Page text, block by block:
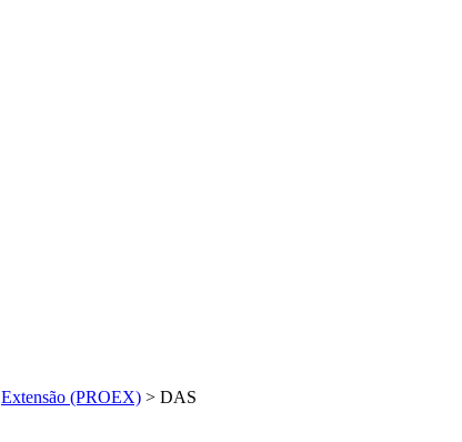
Extensão (PROEX) > DAS